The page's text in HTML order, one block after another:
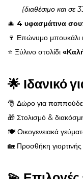
(διαθέσιμο και σε
🎄 4 υφασμάτινα
🍷 Επώνυμο μπουκάλι
⭐ Ξύλινο στολίδι
🌟 Ιδανικό
🎅 Δώρο για
🎁 Στολισμό &
🍽️ Οικογενειακά
🏡 Προσθήκη